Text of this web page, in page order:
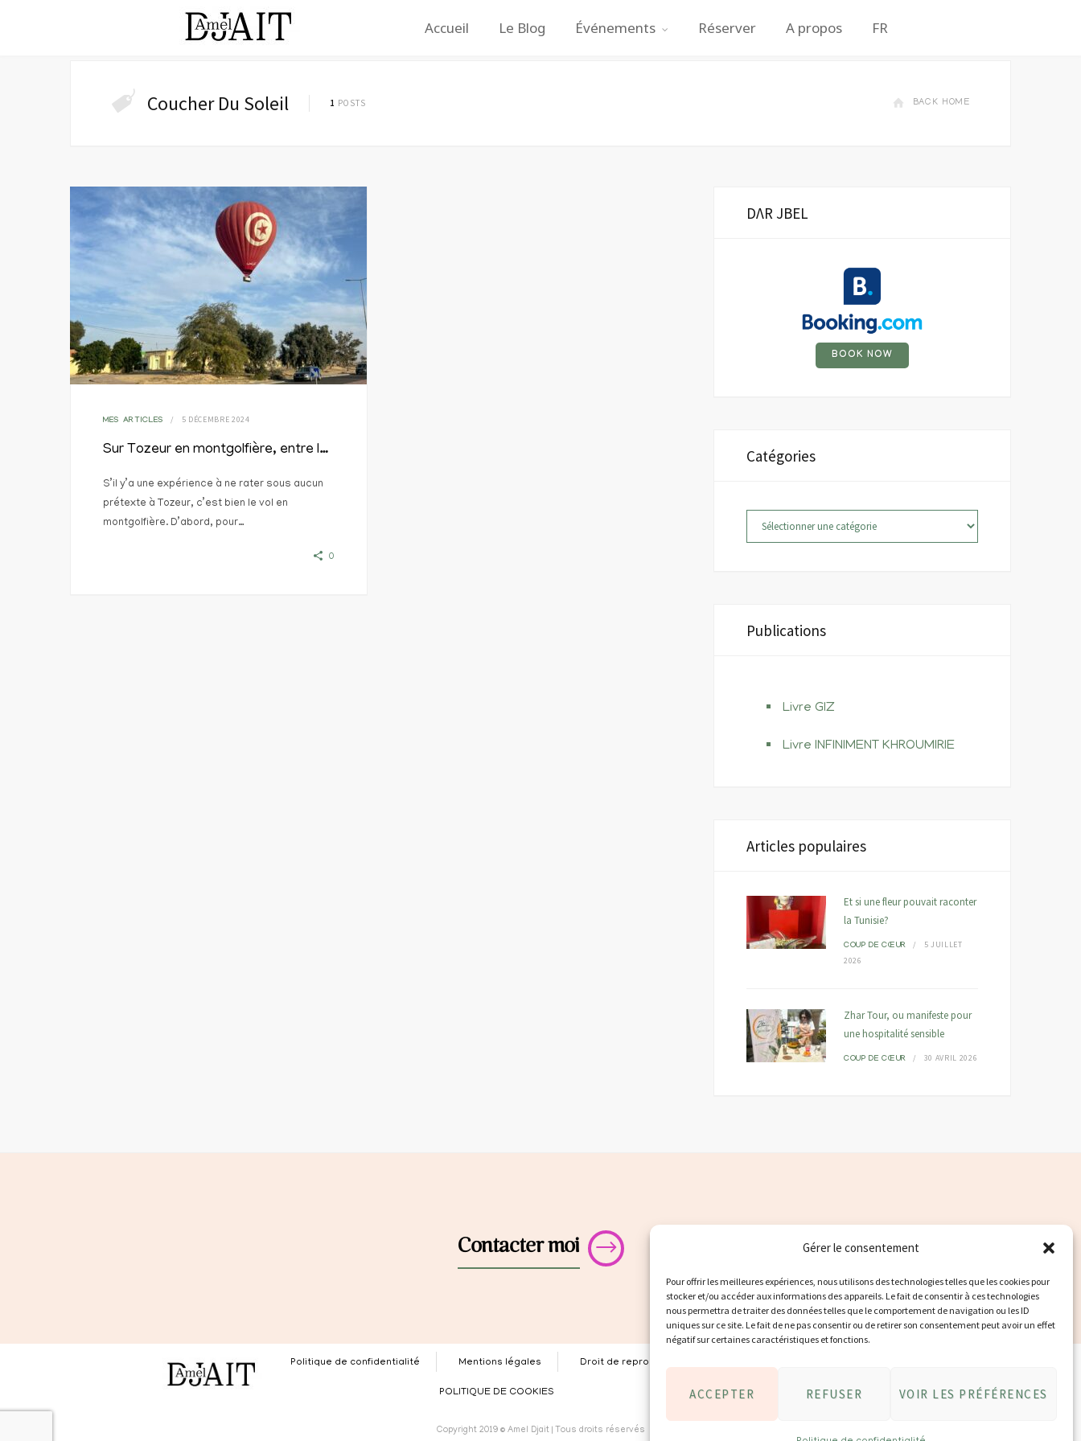
Gérer le consentement
Pour offrir les meilleures expériences, nous utilisons des technologies telles que les cookies pour
stocker et/ou accéder aux informations des appareils. Le fait de consentir à ces technologies
nous permettra de traiter des données telles que le comportement de navigation ou les ID
uniques sur ce site. Le fait de ne pas consentir ou de retirer son consentement peut avoir un effet
négatif sur certaines caractéristiques et fonctions.
ACCEPTER REFUSER VOIR LES PRÉFÉRENCES
Accueil Le Blog Événements Réserver A propos FR
Coucher Du Soleil 1 POSTS BACK HOME
MES ARTICLES 5 DÉCEMBRE 2024
Sur Tozeur en montgolfière, entre la douceur d’un vol et la complexité d’une filière
S’il y’a une expérience à ne rater sous aucun
prétexte à Tozeur, c’est bien le vol en
montgolfière. D’abord, pour…
0
DΛR JBEL
BOOK NOW
Catégories
Catégories
Publications
Livre GIZ
Livre INFINIMENT KHROUMIRIE
Articles populaires
Et si une fleur pouvait raconter
la Tunisie?
COUP DE CŒUR
5 JUILLET
2026
Zhar Tour, ou manifeste pour
une hospitalité sensible
COUP DE CŒUR 30 AVRIL 2026
Contacter moi
Politique de confidentialité Mentions légales Droit de reproduction
POLITIQUE DE COOKIES
Copyright 2019 © Amel Djait | Tous droits réservés